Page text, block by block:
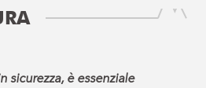
sicurezza, è essenziale